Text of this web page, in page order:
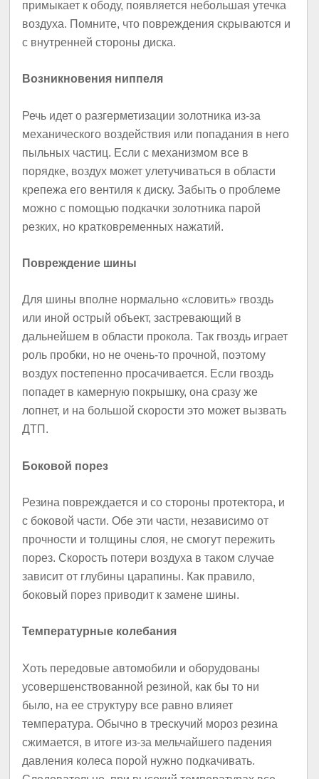
примыкает к ободу, появляется небольшая утечка
воздуха. Помните, что повреждения скрываются и
с внутренней стороны диска.
Возникновения ниппеля
Речь идет о разгерметизации золотника из-за
механического воздействия или попадания в него
пыльных частиц. Если с механизмом все в
порядке, воздух может улетучиваться в области
крепежа его вентиля к диску. Забыть о проблеме
можно с помощью подкачки золотника парой
резких, но кратковременных нажатий.
Повреждение шины
Для шины вполне нормально «словить» гвоздь
или иной острый объект, застревающий в
дальнейшем в области прокола. Так гвоздь играет
роль пробки, но не очень-то прочной, поэтому
воздух постепенно просачивается. Если гвоздь
попадет в камерную покрышку, она сразу же
лопнет, и на большой скорости это может вызвать
ДТП.
Боковой порез
Резина повреждается и со стороны протектора, и
с боковой части. Обе эти части, независимо от
прочности и толщины слоя, не смогут пережить
порез. Скорость потери воздуха в таком случае
зависит от глубины царапины. Как правило,
боковый порез приводит к замене шины.
Температурные колебания
Хоть передовые автомобили и оборудованы
усовершенствованной резиной, как бы то ни
было, на ее структуру все равно влияет
температура. Обычно в трескучий мороз резина
сжимается, в итоге из-за мельчайшего падения
давления колеса порой нужно подкачивать.